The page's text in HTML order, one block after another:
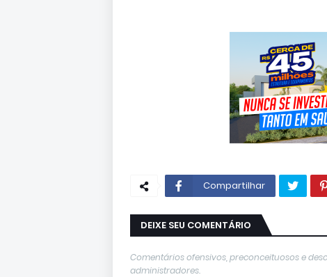
Compartilhar
DEIXE SEU COMENTÁRIO
Comentários ofensivos, preconceituosos e
administradores.